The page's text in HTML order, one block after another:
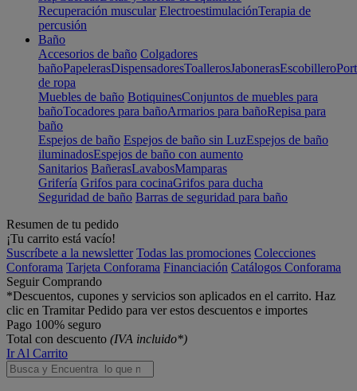
Recuperación muscular ElectroestimulaciónTerapia de
percusión
Baño
Accesorios de baño Colgadores
bañoPapelerasDispensadoresToallerosJabonerasEscobillero
de ropa
Muebles de baño BotiquinesConjuntos de muebles para
bañoTocadores para bañoArmarios para bañoRepisa para
baño
Espejos de baño Espejos de baño sin LuzEspejos de baño
iluminadosEspejos de baño con aumento
Sanitarios BañerasLavabosMamparas
Grifería Grifos para cocinaGrifos para ducha
Seguridad de baño Barras de seguridad para baño
Resumen de tu pedido
¡Tu carrito está vacío!
Suscríbete a la newsletter Todas las promociones Colecciones
Conforama Tarjeta Conforama Financiación Catálogos Conforama
Seguir Comprando
*Descuentos, cupones y servicios son aplicados en el carrito. Haz
clic en Tramitar Pedido para ver estos descuentos e importes
Pago 100% seguro
Total con descuento (IVA incluido*)
Ir Al Carrito